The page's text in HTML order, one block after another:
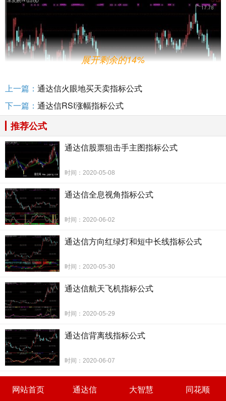
展开剩余的14%
上一篇： 通达信火眼地买天卖指标公式
下一篇： 通达信RSI涨幅指标公式
推荐公式
通达信股票狙击手主图指标公式
时间：2020-05-08
通达信全息视角指标公式
时间：2020-06-02
通达信方向红绿灯和短中长线指标公式
时间：2020-05-30
通达信航天飞机指标公式
时间：2020-05-29
通达信背离线指标公式
时间：2020-06-07
网站首页 通达信 大智慧
同花顺